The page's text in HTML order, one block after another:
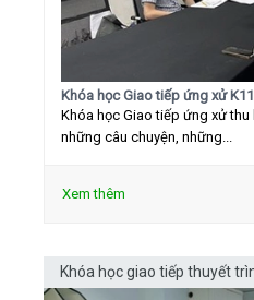
Khóa học Giao tiếp ứng xử
Khóa học Giao tiếp ứng xử
những câu chuyện, những...
Xem thêm
Khóa học giao tiếp thuyết